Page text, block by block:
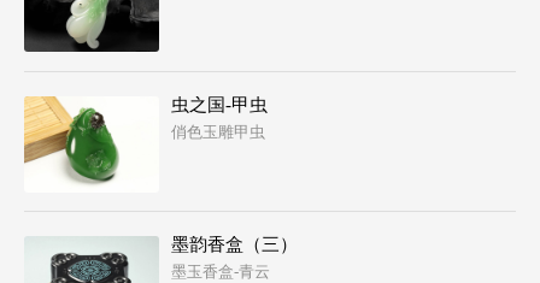
虫之国-甲虫
俏色玉雕甲虫
墨韵香盒（三）
墨玉香盒-青云